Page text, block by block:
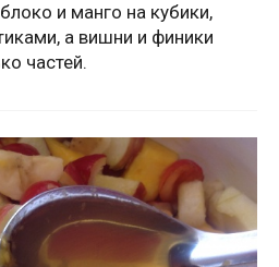
и манго на кубики,
а вишни и финики
частей.